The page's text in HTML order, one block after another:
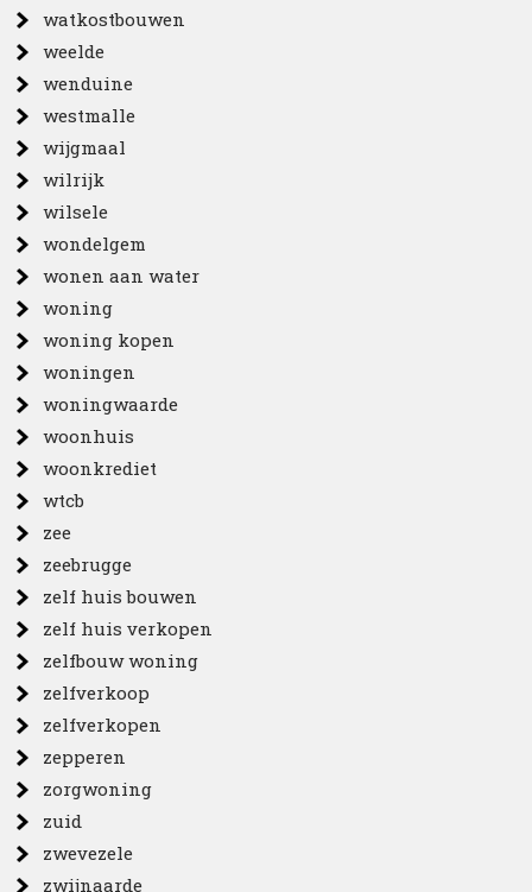
watkostbouwen
weelde
wenduine
westmalle
wijgmaal
wilrijk
wilsele
wondelgem
wonen aan water
woning
woning kopen
woningen
woningwaarde
woonhuis
woonkrediet
wtcb
zee
zeebrugge
zelf huis bouwen
zelf huis verkopen
zelfbouw woning
zelfverkoop
zelfverkopen
zepperen
zorgwoning
zuid
zwevezele
zwijnaarde